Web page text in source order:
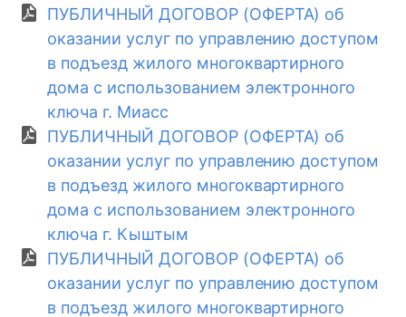
ПУБЛИЧНЫЙ ДОГОВОР (ОФЕРТА) об
оказании услуг по управлению доступом
в подъезд жилого многоквартирного
дома с использованием электронного
ключа г. Миасс
ПУБЛИЧНЫЙ ДОГОВОР (ОФЕРТА) об
оказании услуг по управлению доступом
в подъезд жилого многоквартирного
дома с использованием электронного
ключа г. Кыштым
ПУБЛИЧНЫЙ ДОГОВОР (ОФЕРТА) об
оказании услуг по управлению доступом
в подъезд жилого многоквартирного